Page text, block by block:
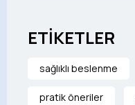
ETİKETLER
sağlıklı beslenme
pratik öneriler